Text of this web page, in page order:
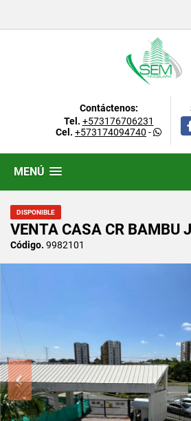
Contáctenos:
Tel. +573176706231
Cel. +573174094740 -
MENÚ
DISPONIBLE
VENTA CASA CR BAMBU
Código. 9982101